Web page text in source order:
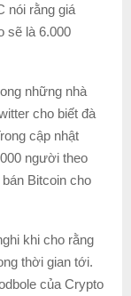
nói rằng giá
sẽ là 6.000
những nhà
cho biết đà
cập nhật
người theo
Bitcoin cho
khi cho rằng
thời gian tới.
của Crypto